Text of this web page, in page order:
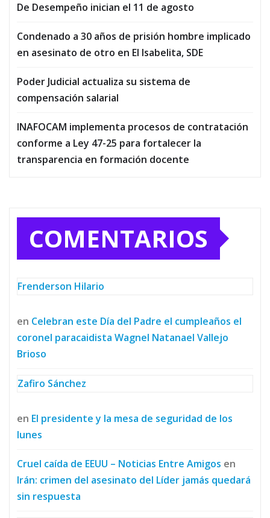
De Desempeño inician el 11 de agosto
Condenado a 30 años de prisión hombre implicado
en asesinato de otro en El Isabelita, SDE
Poder Judicial actualiza su sistema de
compensación salarial
INAFOCAM implementa procesos de contratación
conforme a Ley 47-25 para fortalecer la
transparencia en formación docente
COMENTARIOS
Frenderson Hilario
en Celebran este Día del Padre el cumpleaños el
coronel paracaidista Wagnel Natanael Vallejo
Brioso
Zafiro Sánchez
en El presidente y la mesa de seguridad de los
lunes
Cruel caída de EEUU – Noticias Entre Amigos en
Irán: crimen del asesinato del Líder jamás quedará
sin respuesta